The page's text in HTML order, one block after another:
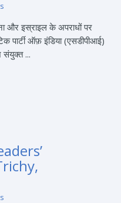
और इस्राइल के अपराधों पर
पार्टी ऑफ़ इंडिया (एसडीपीआई)
संयुक्त ...